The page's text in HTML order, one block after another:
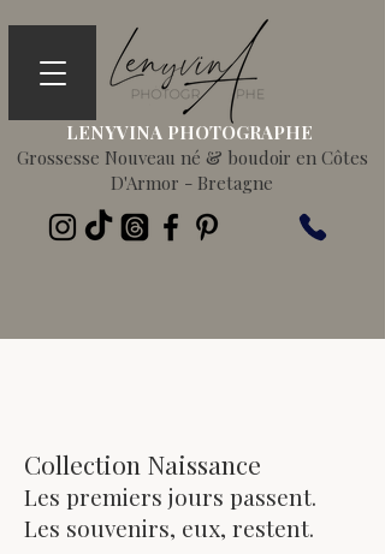
LENYVINA PHOTOGRAPHE
Grossesse Nouveau né & boudoir en Côtes
D'Armor - Bretagne
Collection Naissance
Les premiers jours passent.
Les souvenirs, eux, restent.